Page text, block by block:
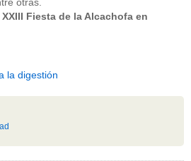
otras.
Fiesta de la Alcachofa en
la digestión